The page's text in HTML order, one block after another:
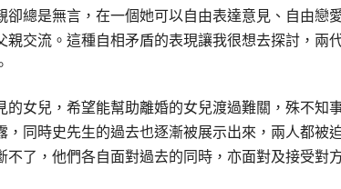
總是無言，在一個她可以自由表達意見、自由戀
交流。這種自相矛盾的表現讓我很想去探討，兩
女兒，希望能幫助離婚的女兒渡過難關，殊不知
同時史先生的過去也逐漸被展示出來，兩人都被
了，他們各自面對過去的同時，亦面對及接受對